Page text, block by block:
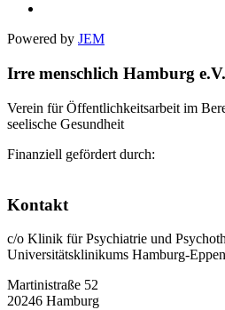
Powered by JEM
Irre menschlich Hamburg e.V.
Verein für Öffentlichkeitsarbeit im
seelische Gesundheit
Finanziell gefördert durch:
Kontakt
c/o Klinik für Psychiatrie und
Universitätsklinikums Hamburg-
Martinistraße 52
20246 Hamburg